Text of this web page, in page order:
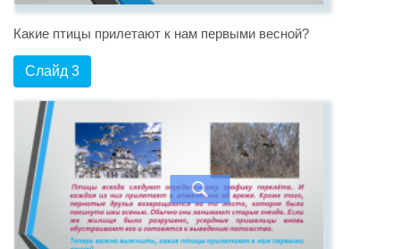
Какие птицы прилетают к нам первыми весной?
Слайд 3